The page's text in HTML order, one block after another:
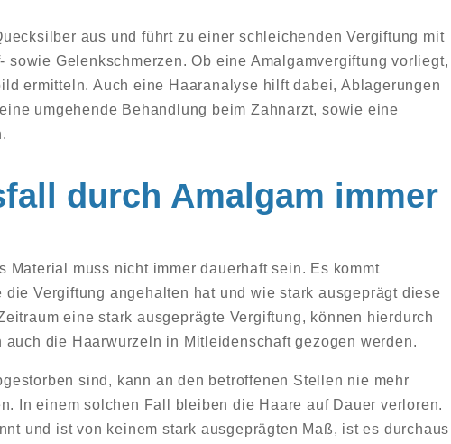
aus und führt zu einer schleichenden Vergiftung mit
sowie Gelenkschmerzen. Ob eine Amalgamvergiftung vorliegt,
ermitteln. Auch eine Haaranalyse hilft dabei, Ablagerungen
umgehende Behandlung beim Zahnarzt, sowie eine
durch Amalgam immer
Material muss nicht immer dauerhaft sein. Es kommt
Vergiftung angehalten hat und wie stark ausgeprägt diese
eine stark ausgeprägte Vergiftung, können hierdurch
auch die Haarwurzeln in Mitleidenschaft gezogen werden.
sind, kann an den betroffenen Stellen nie mehr
In einem solchen Fall bleiben die Haare auf Dauer verloren.
und ist von keinem stark ausgeprägten Maß, ist es durchaus